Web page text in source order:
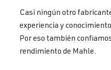
Casi ningún otro
experiencia y
Por eso también
rendimiento de Mahle.